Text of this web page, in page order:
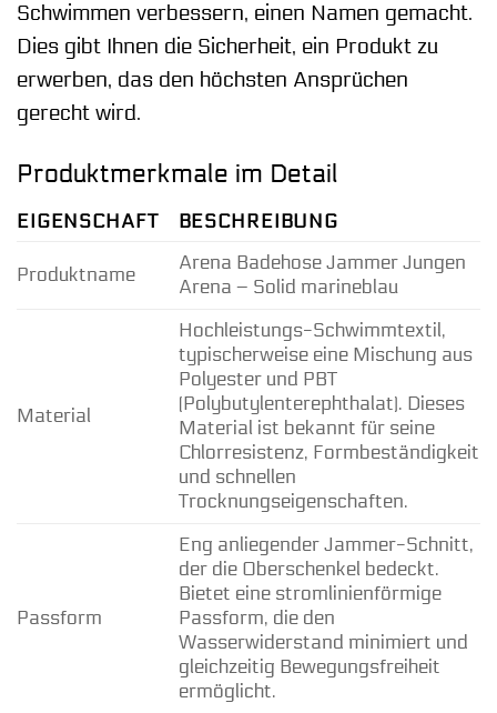
Schwimmen verbessern, einen Namen gemacht.
Dies gibt Ihnen die Sicherheit, ein Produkt zu
erwerben, das den höchsten Ansprüchen
gerecht wird.
Produktmerkmale im Detail
EIGENSCHAFT BESCHREIBUNG
Produktname
Arena Badehose Jammer Jungen
Arena – Solid marineblau
Material
Hochleistungs-Schwimmtextil,
typischerweise eine Mischung aus
Polyester und PBT
(Polybutylenterephthalat). Dieses
Material ist bekannt für seine
Chlorresistenz, Formbeständigkeit
und schnellen
Trocknungseigenschaften.
Passform
Eng anliegender Jammer-Schnitt,
der die Oberschenkel bedeckt.
Bietet eine stromlinienförmige
Passform, die den
Wasserwiderstand minimiert und
gleichzeitig Bewegungsfreiheit
ermöglicht.